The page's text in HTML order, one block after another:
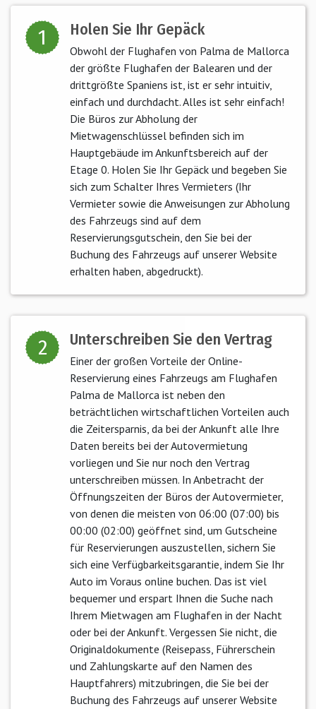
1 Holen Sie Ihr Gepäck
Obwohl der Flughafen von Palma de Mallorca
der größte Flughafen der Balearen und der
drittgrößte Spaniens ist, ist er sehr intuitiv,
einfach und durchdacht. Alles ist sehr einfach!
Die Büros zur Abholung der
Mietwagenschlüssel befinden sich im
Hauptgebäude im Ankunftsbereich auf der
Etage 0. Holen Sie Ihr Gepäck und begeben Sie
sich zum Schalter Ihres Vermieters (Ihr
Vermieter sowie die Anweisungen zur Abholung
des Fahrzeugs sind auf dem
Reservierungsgutschein, den Sie bei der
Buchung des Fahrzeugs auf unserer Website
erhalten haben, abgedruckt).
2 Unterschreiben Sie den Vertrag
Einer der großen Vorteile der Online-
Reservierung eines Fahrzeugs am Flughafen
Palma de Mallorca ist neben den
beträchtlichen wirtschaftlichen Vorteilen auch
die Zeitersparnis, da bei der Ankunft alle Ihre
Daten bereits bei der Autovermietung
vorliegen und Sie nur noch den Vertrag
unterschreiben müssen. In Anbetracht der
Öffnungszeiten der Büros der Autovermieter,
von denen die meisten von 06:00 (07:00) bis
00:00 (02:00) geöffnet sind, um Gutscheine
für Reservierungen auszustellen, sichern Sie
sich eine Verfügbarkeitsgarantie, indem Sie Ihr
Auto im Voraus online buchen. Das ist viel
bequemer und erspart Ihnen die Suche nach
Ihrem Mietwagen am Flughafen in der Nacht
oder bei der Ankunft. Vergessen Sie nicht, die
Originaldokumente (Reisepass, Führerschein
und Zahlungskarte auf den Namen des
Hauptfahrers) mitzubringen, die Sie bei der
Buchung des Fahrzeugs auf unserer Website